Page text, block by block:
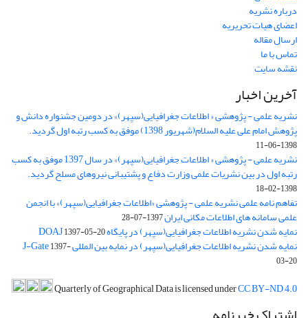
درباره نشریه
اعضای هیات تحریریه
ارسال مقاله
تماس با ما
نقشه سایت
آخرین اخبار
نشریه علمی - پژوهشی « اطلاعات جغرافیایی(سپهر)» در دومین جشنواره دانش و
پژوهش امام علی علیه السلام(شهریور 1398) موفق به کسب رتبه اول گردید.
1398-06-11
نشریه علمی - پژوهشی « اطلاعات جغرافیایی(سپهر)» در سال 1397 موفق به کسب
رتبه اول در بین نشریات علمی وزارت دفاع و پشتیبانی نیروهای مسلح گردید.
1398-02-18
تفاهم نامه علمی نشریه علمی - پژوهشی «اطلاعات جغرافیایی(سپهر)» با انجمن
علمی سامانه های اطلاعات مکانی ایران1397-07-28
نمایه شدن نشریه اطلاعات جغرافیایی(سپهر) در پایگاه DOAJ1397-05-20
نمایه شدن نشریه اطلاعات جغرافیایی(سپهر) در نمایه بین المللی J-Gate1397-
03-20
Quarterly of Geographical Data is licensed underCC BY-ND 4.0